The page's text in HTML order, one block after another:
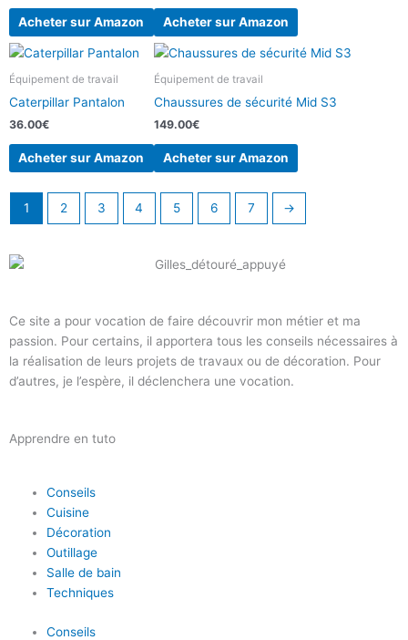
Acheter sur Amazon Acheter sur Amazon
Équipement de travail
Caterpillar Pantalon
36.00€
Acheter sur Amazon
Équipement de travail
Chaussures de sécurité Mid S3
149.00€
Acheter sur Amazon
1 2 3 4 5 6 7 →
Ce site a pour vocation de faire découvrir mon métier et ma
passion. Pour certains, il apportera tous les conseils nécessaires à
la réalisation de leurs projets de travaux ou de décoration. Pour
d’autres, je l’espère, il déclenchera une vocation.
Apprendre en tuto
Conseils
Cuisine
Décoration
Outillage
Salle de bain
Techniques
Conseils